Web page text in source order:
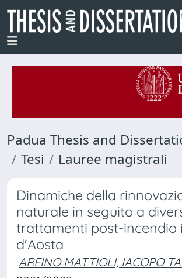
Padua Thesis and
Tesi
Lauree magistrali
Dinamiche della
naturale in seguito a
trattamenti post-incendio
d'Aosta
ARFINO MATTIOLI, IACOPO